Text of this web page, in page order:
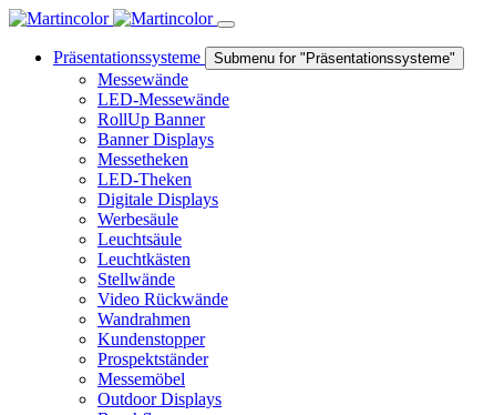
Präsentationssysteme Submenu for "Präsentationssysteme"
Messewände
LED-Messewände
RollUp Banner
Banner Displays
Messetheken
LED-Theken
Digitale Displays
Werbesäule
Leuchtsäule
Leuchtkästen
Stellwände
Video Rückwände
Wandrahmen
Kundenstopper
Prospektständer
Messemöbel
Outdoor Displays